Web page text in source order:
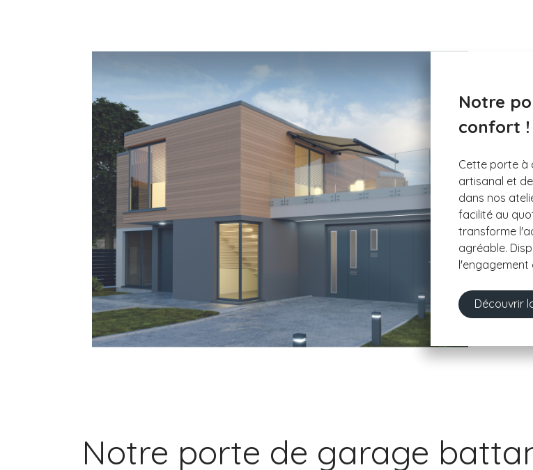
Notre
confort !
Cette porte à
artisanal et
dans nos
facilité au
transforme
agréable.
l'engagement
Découvrir
Notre porte de garage